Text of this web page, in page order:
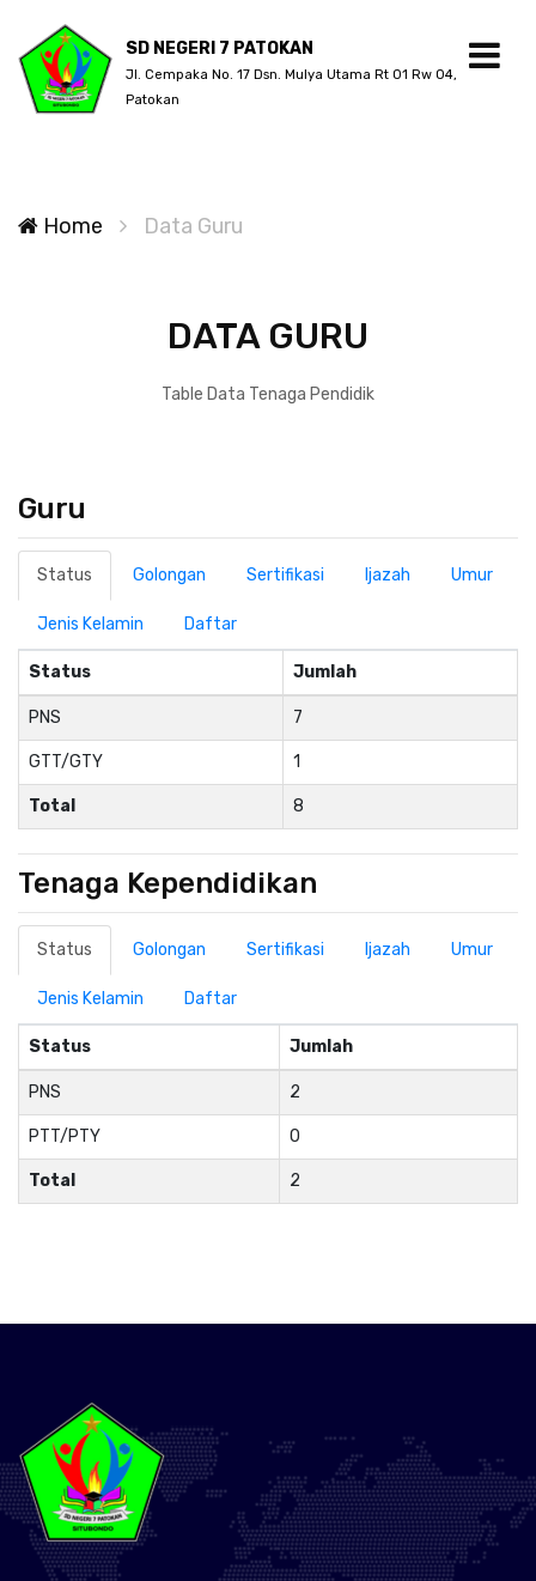
SD NEGERI 7 PATOKAN
Jl. Cempaka No. 17 Dsn. Mulya Utama Rt 01 Rw 04,
Patokan
Home Data Guru
DATA GURU
Table Data Tenaga Pendidik
Guru
Status Golongan Sertifikasi Ijazah Umur
Jenis Kelamin Daftar
Status Jumlah
PNS 7
GTT/GTY 1
Total 8
Tenaga Kependidikan
Status Golongan Sertifikasi Ijazah Umur
Jenis Kelamin Daftar
Status Jumlah
PNS 2
PTT/PTY 0
Total 2